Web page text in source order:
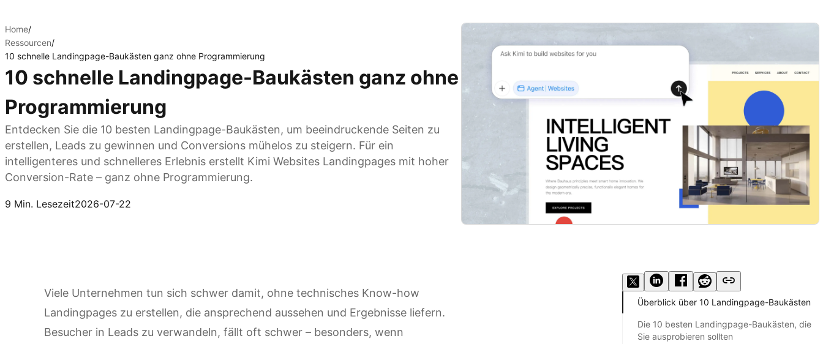
Home/
Ressourcen/
10 schnelle Landingpage-Baukästen ganz ohne Programmierung
10 schnelle Landingpage-Baukästen ganz ohne
Programmierung
Entdecken Sie die 10 besten Landingpage-Baukästen, um beeindruckende Seiten zu
erstellen, Leads zu gewinnen und Conversions mühelos zu steigern. Für ein
intelligenteres und schnelleres Erlebnis erstellt Kimi Websites Landingpages mit hoher
Conversion-Rate – ganz ohne Programmierung.
9 Min. Lesezeit2026-07-22
Viele Unternehmen tun sich schwer damit, ohne technisches Know-how
Landingpages zu erstellen, die ansprechend aussehen und Ergebnisse liefern.
Besucher in Leads zu verwandeln, fällt oft schwer – besonders, wenn
Überblick über 10 Landingpage-Baukästen
Die 10 besten Landingpage-Baukästen, die
Sie ausprobieren sollten